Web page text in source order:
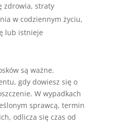
zdrowia, straty
w codziennym życiu,
lub istnieje
są ważne.
gdy dowiesz się o
W wypadkach
sprawcą, termin
odlicza się czas od